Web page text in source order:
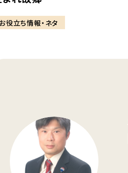
お役立ち情報・ネタ